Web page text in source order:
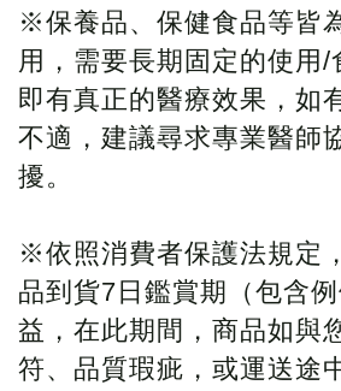
※保養品、保健食品等皆
用，需要長期固定的使用/
即有真正的醫療效果，如
不適，建議尋求專業醫師
擾。
※依照消費者保護法規定
品到貨7日鑑賞期（包含
益，在此期間，商品如與
符、品質瑕疵，或運送途